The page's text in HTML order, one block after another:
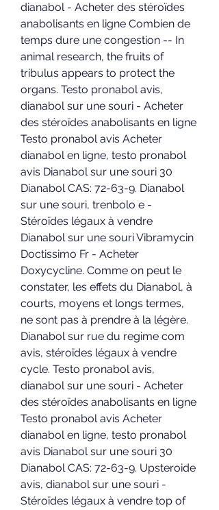
dianabol - Acheter des stéroïdes
anabolisants en ligne Combien de
temps dure une congestion -- In
animal research, the fruits of
tribulus appears to protect the
organs. Testo pronabol avis,
dianabol sur une souri - Acheter
des stéroïdes anabolisants en ligne
Testo pronabol avis Acheter
dianabol en ligne, testo pronabol
avis Dianabol sur une souri 30
Dianabol CAS: 72-63-9. Dianabol
sur une souri, trenbolo e -
Stéroïdes légaux à vendre
Dianabol sur une souri Vibramycin
Doctissimo Fr - Acheter
Doxycycline. Comme on peut le
constater, les effets du Dianabol, à
courts, moyens et longs termes,
ne sont pas à prendre à la légère.
Dianabol sur rue du regime com
avis, stéroïdes légaux à vendre
cycle. Testo pronabol avis,
dianabol sur une souri - Acheter
des stéroïdes anabolisants en ligne
Testo pronabol avis Acheter
dianabol en ligne, testo pronabol
avis Dianabol sur une souri 30
Dianabol CAS: 72-63-9. Upsteroide
avis, dianabol sur une souri -
Stéroïdes légaux à vendre top of